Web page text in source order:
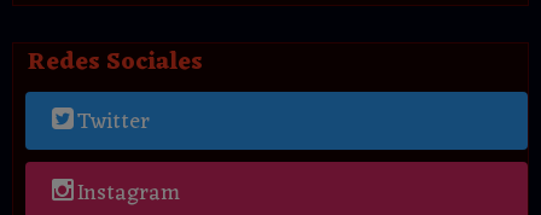
Redes Sociales
Twitter
Instagram